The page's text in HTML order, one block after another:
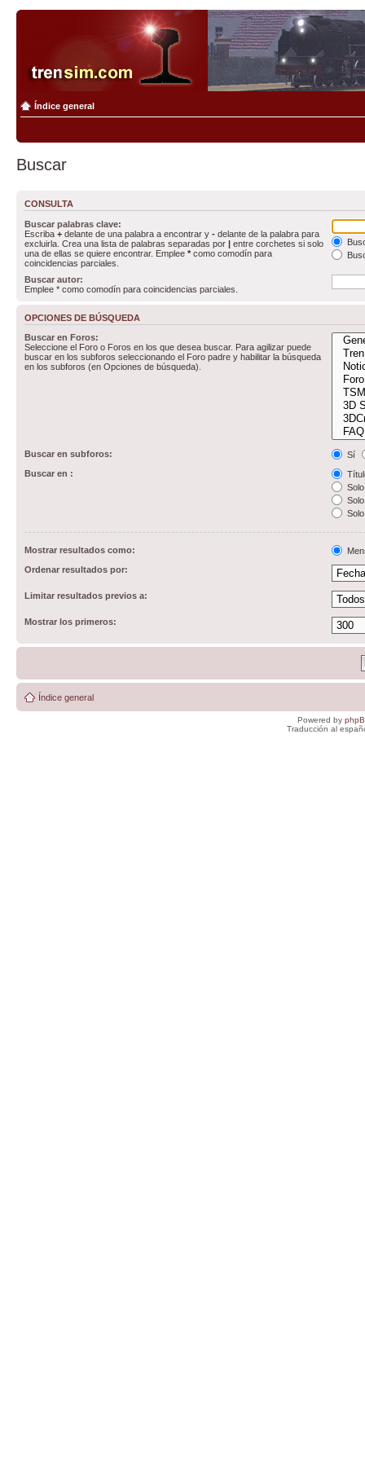
Índice general
Buscar
CONSULTA
Buscar palabras clave:
Escriba + delante de una palabra a encontrar y - delante de la palabra para
excluirla. Crea una lista de palabras separadas por | entre corchetes si solo
una de ellas se quiere encontrar. Emplee * como comodín para
coincidencias parciales.
Buscar autor:
Emplee * como comodín para coincidencias parciales.
OPCIONES DE BÚSQUEDA
Buscar en Foros:
Seleccione el Foro o Foros en los que desea buscar. Para agilizar puede
buscar en los subforos seleccionando el Foro padre y habilitar la búsqueda
en los subforos (en Opciones de búsqueda).
Buscar en subforos:
Sí
Buscar en :
Mostrar resultados como:
Ordenar resultados por:
Limitar resultados previos a:
Mostrar los primeros:
Índice general
Powered by
Traducción al